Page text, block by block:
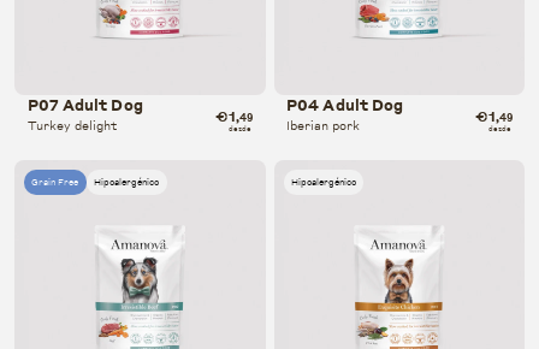
P07 Adult Dog
Turkey delight desde
€1,49
P04 Adult Dog
Iberian pork desde
€1,49
Hipoalergénico
Grain Free Hipoalergénico